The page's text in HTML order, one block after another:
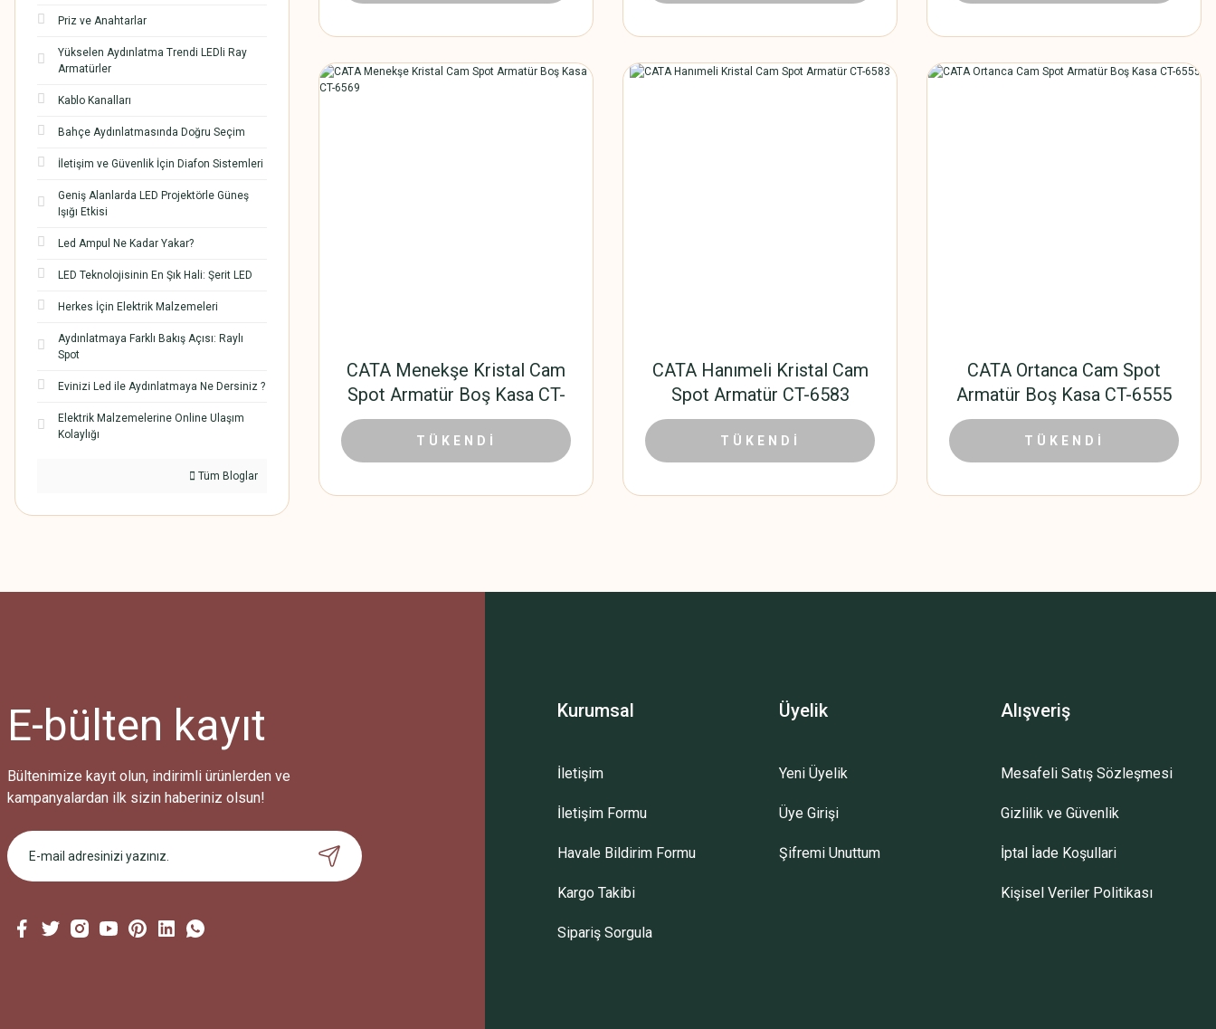
Priz ve Anahtarlar
Yükselen Aydınlatma Trendi LEDli Ray
Armatürler
Kablo Kanalları
Bahçe Aydınlatmasında Doğru Seçim
İletişim ve Güvenlik İçin Diafon Sistemleri
Geniş Alanlarda LED Projektörle Güneş
Işığı Etkisi
Led Ampul Ne Kadar Yakar?
LED Teknolojisinin En Şık Hali: Şerit LED
Herkes İçin Elektrik Malzemeleri
Aydınlatmaya Farklı Bakış Açısı: Raylı
Spot
Evinizi Led ile Aydınlatmaya Ne Dersiniz ?
Elektrik Malzemelerine Online Ulaşım
Kolaylığı
Tüm Bloglar
CATA Menekşe Kristal Cam
Spot Armatür Boş Kasa CT-
6569
156,00 TL 70,20 TL
TÜKENDİ
CATA Hanımeli Kristal Cam
Spot Armatür CT-6583
312,00 TL 140,40 TL
TÜKENDİ
CATA Ortanca Cam Spot
Armatür Boş Kasa CT-6555
108,00 TL 48,60 TL
TÜKENDİ
E-bülten kayıt
Bültenimize kayıt olun, indirimli ürünlerden ve
kampanyalardan ilk sizin haberiniz olsun!
Kurumsal
İletişim
İletişim Formu
Havale Bildirim Formu
Kargo Takibi
Sipariş Sorgula
Üyelik
Yeni Üyelik
Üye Girişi
Şifremi Unuttum
Alışveriş
Mesafeli Satış Sözleşmesi
Gizlilik ve Güvenlik
İptal İade Koşullari
Kişisel Veriler Politikası